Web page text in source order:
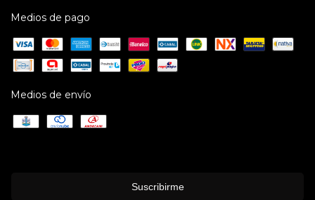
Medios de pago
Medios de envío
Suscribirme